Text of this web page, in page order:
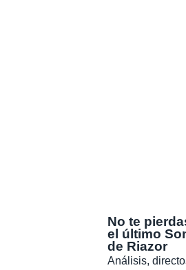
No te
el último
de Riazor
Análisis,